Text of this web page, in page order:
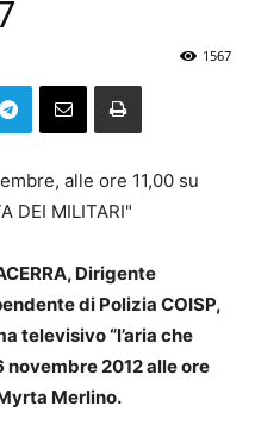
1567
alle ore 11,00 su
DEI MILITARI"
Dirigente
di Polizia COISP,
televisivo “l’aria che
novembre 2012 alle ore
Merlino.